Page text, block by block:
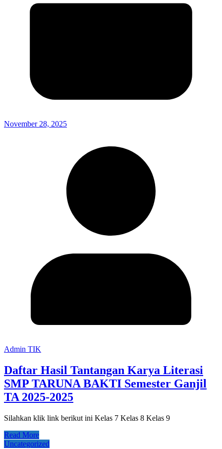
November 28, 2025
Admin TIK
Daftar Hasil Tantangan Karya Literasi
SMP TARUNA BAKTI Semester Ganjil
TA 2025-2025
Silahkan klik link berikut ini Kelas 7 Kelas 8 Kelas 9
Read More
Uncategorized